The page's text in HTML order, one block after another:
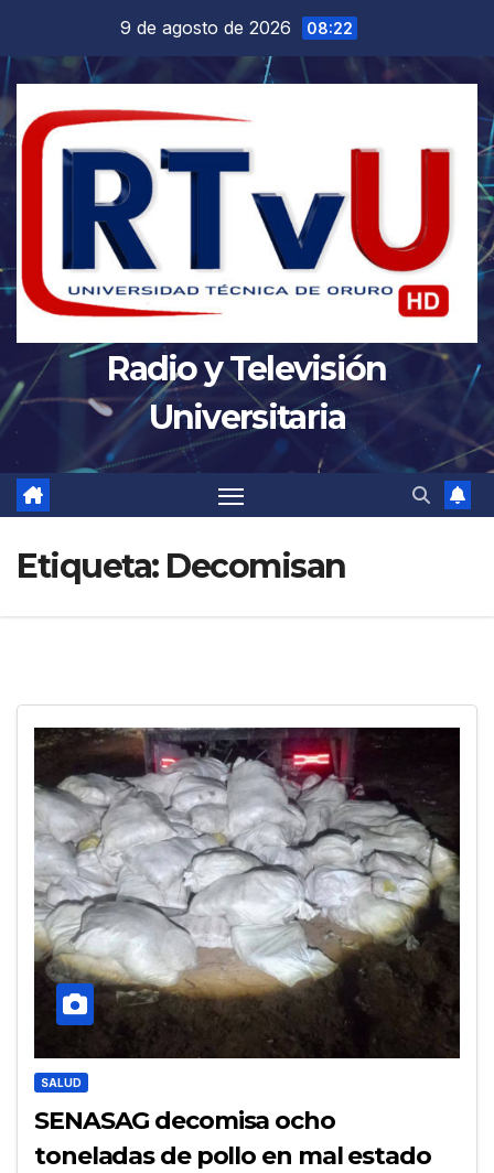
contenido
9 de agosto de 2026 08:22
Radio y Televisión
Universitaria
Etiqueta: Decomisan
SALUD
SENASAG decomisa ocho
toneladas de pollo en mal estado